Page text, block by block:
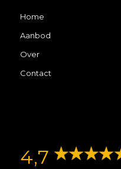
Home
Aanbod
Over
Contact
4,7